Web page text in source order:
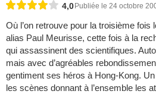
4,0Publiée le 24 octobre
Où l’on retrouve pour la troisième
alias Paul Meurisse, cette fois à la
qui assassinent des scientifiques.
mais avec d’agréables
gentiment ses héros à Hong-Kong.
les scènes donnant à l’ensemble les